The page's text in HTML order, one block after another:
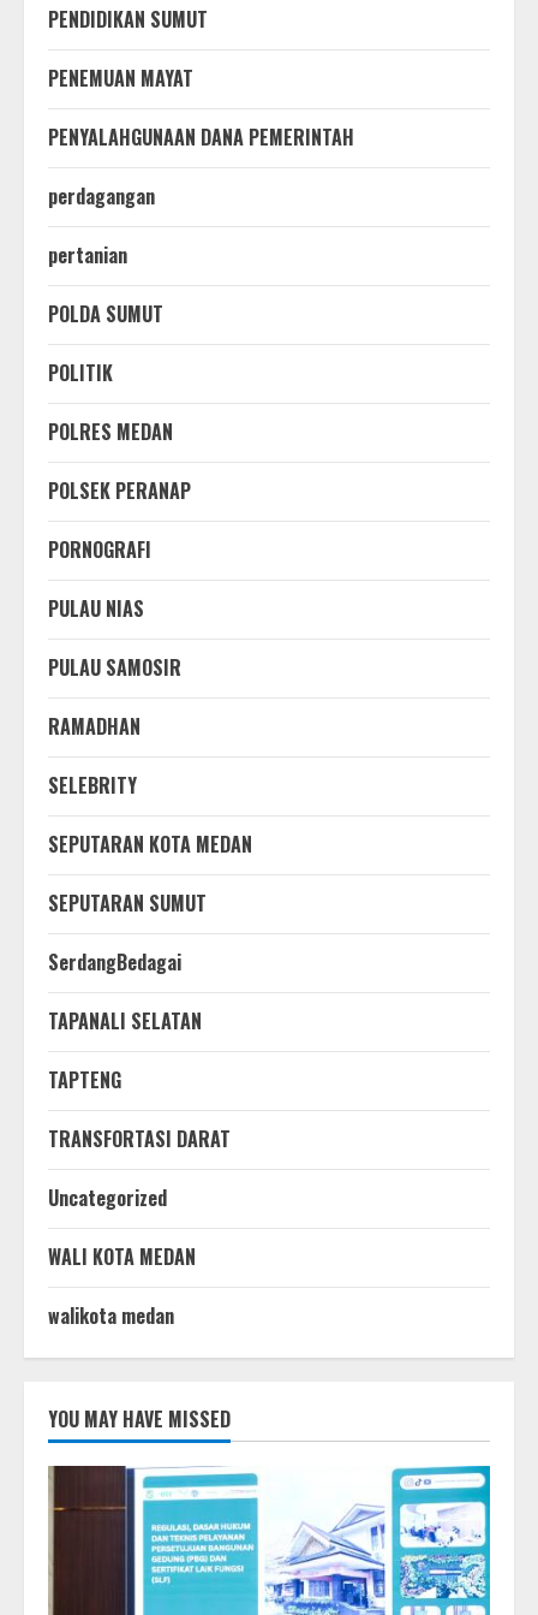
PENDIDIKAN SUMUT
PENEMUAN MAYAT
PENYALAHGUNAAN DANA PEMERINTAH
perdagangan
pertanian
POLDA SUMUT
POLITIK
POLRES MEDAN
POLSEK PERANAP
PORNOGRAFI
PULAU NIAS
PULAU SAMOSIR
RAMADHAN
SELEBRITY
SEPUTARAN KOTA MEDAN
SEPUTARAN SUMUT
SerdangBedagai
TAPANALI SELATAN
TAPTENG
TRANSFORTASI DARAT
Uncategorized
WALI KOTA MEDAN
walikota medan
YOU MAY HAVE MISSED